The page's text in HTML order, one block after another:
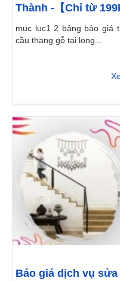
Thành -【Chỉ từ
mục lục1 2 bảng báo giá
cầu thang gỗ tại long...
Báo giá dịch vụ